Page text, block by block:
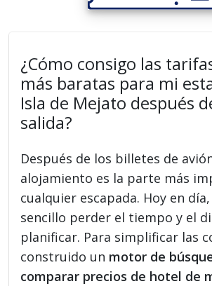
¿Cómo consigo las
más baratas para mi
Isla de Mejato después
salida?
Después de los billetes de
alojamiento es la parte más
cualquier escapada. Hoy en
sencillo perder el tiempo y el
planificar. Para simplificar las
construido un motor de
comparar precios de hotel de